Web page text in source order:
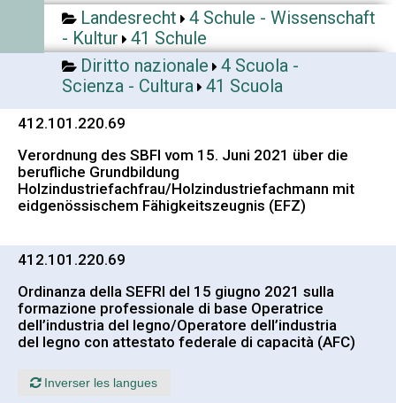
Landesrecht
4 Schule - Wissenschaft
- Kultur
41 Schule
Diritto nazionale
4 Scuola -
Scienza - Cultura 41 Scuola
412.101.220.69
Verordnung des SBFI vom 15. Juni 2021 über die
berufliche Grundbildung
Holzindustriefachfrau/Holzindustriefachmann mit
eidgenössischem Fähigkeitszeugnis (EFZ)
412.101.220.69
Ordinanza della SEFRI del 15 giugno 2021 sulla
formazione professionale di base Operatrice
dell’industria del legno/Operatore dell’industria
del legno con attestato federale di capacità (AFC)
Inverser les langues